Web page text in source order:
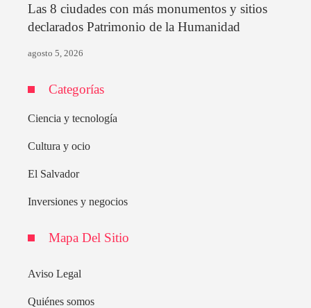
Las 8 ciudades con más monumentos y sitios
declarados Patrimonio de la Humanidad
agosto 5, 2026
Categorías
Ciencia y tecnología
Cultura y ocio
El Salvador
Inversiones y negocios
Mapa Del Sitio
Aviso Legal
Quiénes somos